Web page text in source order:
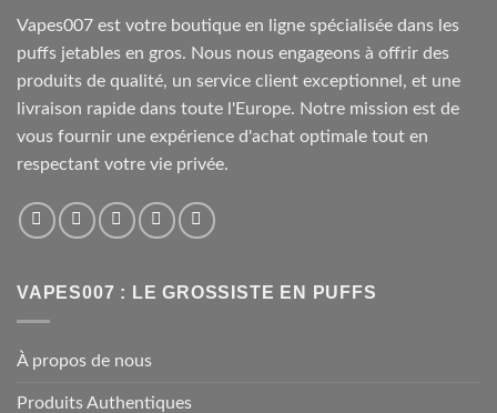
Vapes007 est votre boutique en ligne spécialisée dans les
puffs jetables en gros. Nous nous engageons à offrir des
produits de qualité, un service client exceptionnel, et une
livraison rapide dans toute l'Europe. Notre mission est de
vous fournir une expérience d'achat optimale tout en
respectant votre vie privée.
VAPES007 : LE GROSSISTE EN PUFFS
À propos de nous
Produits Authentiques